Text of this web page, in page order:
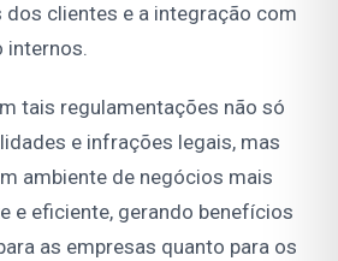
clientes e a integração com
internos.
tais regulamentações não só
e infrações legais, mas
ambiente de negócios mais
e eficiente, gerando benefícios
as empresas quanto para os